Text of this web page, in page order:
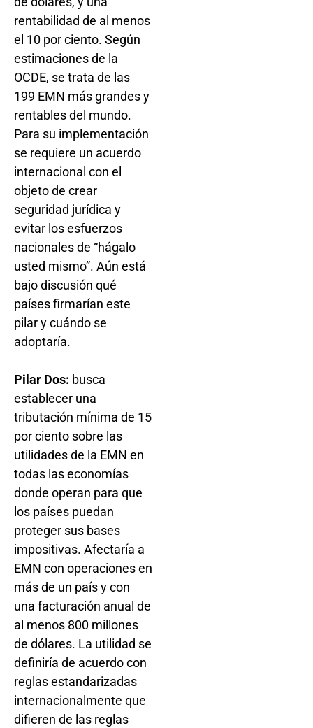
rentabilidad de al menos
el 10 por ciento. Según
estimaciones de la
OCDE, se trata de las
199 EMN más grandes y
rentables del mundo.
Para su implementación
se requiere un acuerdo
internacional con el
objeto de crear
seguridad jurídica y
evitar los esfuerzos
nacionales de “hágalo
usted mismo”. Aún está
bajo discusión qué
países firmarían este
pilar y cuándo se
adoptaría.
Pilar Dos: busca
establecer una
tributación mínima de 15
por ciento sobre las
utilidades de la EMN en
todas las economías
donde operan para que
los países puedan
proteger sus bases
impositivas. Afectaría a
EMN con operaciones en
más de un país y con
una facturación anual de
al menos 800 millones
de dólares. La utilidad se
definiría de acuerdo con
reglas estandarizadas
internacionalmente que
difieren de las reglas